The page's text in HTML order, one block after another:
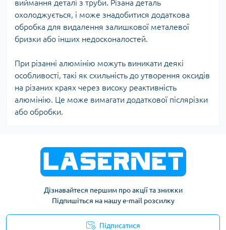
виймання деталі з труби. Різана деталь
охолоджується, і може знадобитися додаткова
обробка для видалення залишкової металевої
бризки або інших недосконалостей.
При різанні алюмінію можуть виникати деякі
особливості, такі як схильність до утворення оксидів
на різаних краях через високу реактивність
алюмінію. Це може вимагати додаткової післярізки
або обробки.
Дізнавайтеся першим про акції та знижки
Підпишіться на нашу e-mail розсилку
Підписатися